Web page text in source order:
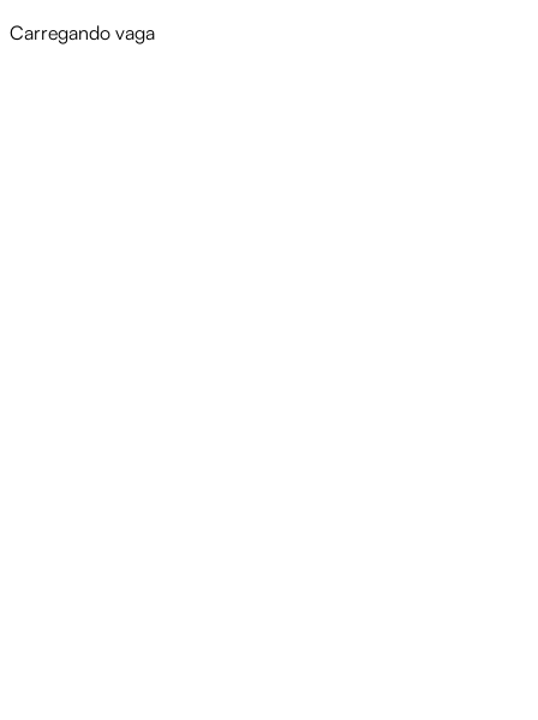
Carregando vaga